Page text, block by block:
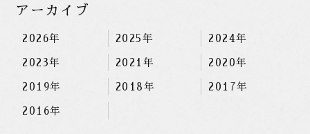
アーカイブ
2026年 2025年 2024年
2023年 2021年 2020年
2019年 2018年 2017年
2016年